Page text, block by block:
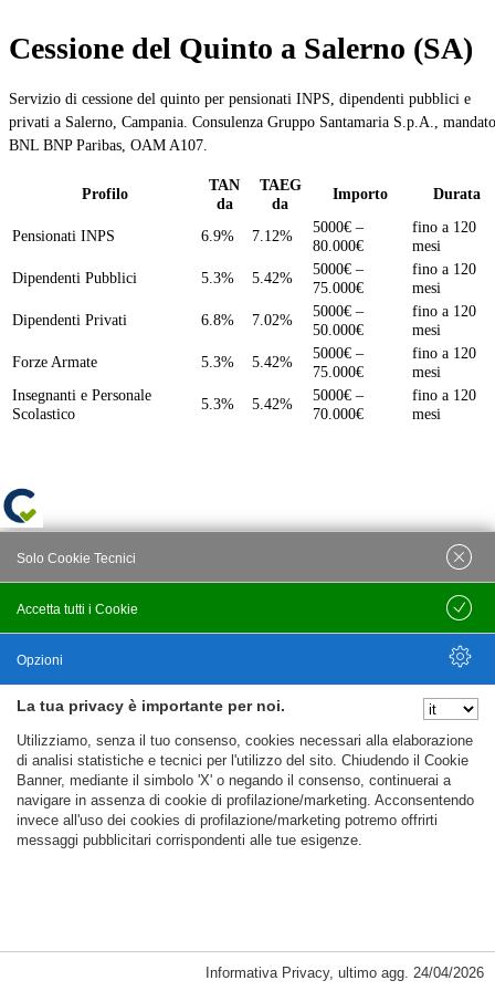
Cessione del Quinto a Salerno (SA)
Servizio di cessione del quinto per pensionati INPS, dipendenti pubblici e
privati a Salerno, Campania. Consulenza Gruppo Santamaria S.p.A., mandato
BNL BNP Paribas, OAM A107.
Profilo
TAN
da
TAEG
da
Importo Durata
Pensionati INPS 6.9% 7.12%
5000€ –
80.000€
fino a 120
mesi
Dipendenti Pubblici
5.3% 5.42%
5000€ –
75.000€
fino a 120
mesi
Dipendenti Privati
6.8% 7.02%
5000€ –
50.000€
fino a 120
mesi
Forze Armate
5.3% 5.42%
5000€ –
75.000€
fino a 120
mesi
Insegnanti e Personale
Scolastico
5.3% 5.42%
5000€ –
70.000€
fino a 120
mesi
La tua privacy è importante per noi.
Utilizziamo, senza il tuo consenso, cookies necessari alla elaborazione
di analisi statistiche e tecnici per l'utilizzo del sito. Chiudendo il Cookie
Banner, mediante il simbolo 'X' o negando il consenso, continuerai a
navigare in assenza di cookie di profilazione/marketing. Acconsentendo
invece all'uso dei cookies di profilazione/marketing potremo offrirti
messaggi pubblicitari corrispondenti alle tue esigenze.
Cookie Necessari, Tecnici di Sessione
Accetta tutti i Cookie
Solo Cookie Tecnici
Salva
Opzioni
Nascondi Opzioni
Informativa Privacy, ultimo agg. 24/04/2026